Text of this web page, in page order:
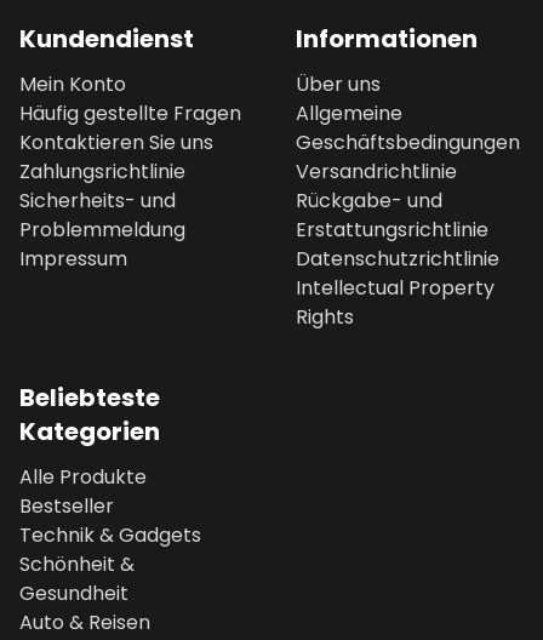
Kundendienst
Mein Konto
Häufig gestellte Fragen
Kontaktieren Sie uns
Zahlungsrichtlinie
Sicherheits- und
Problemmeldung
Impressum
Informationen
Über uns
Allgemeine
Geschäftsbedingungen
Versandrichtlinie
Rückgabe- und
Erstattungsrichtlinie
Datenschutzrichtlinie
Intellectual Property
Rights
Beliebteste
Kategorien
Alle Produkte
Bestseller
Technik & Gadgets
Schönheit &
Gesundheit
Auto & Reisen